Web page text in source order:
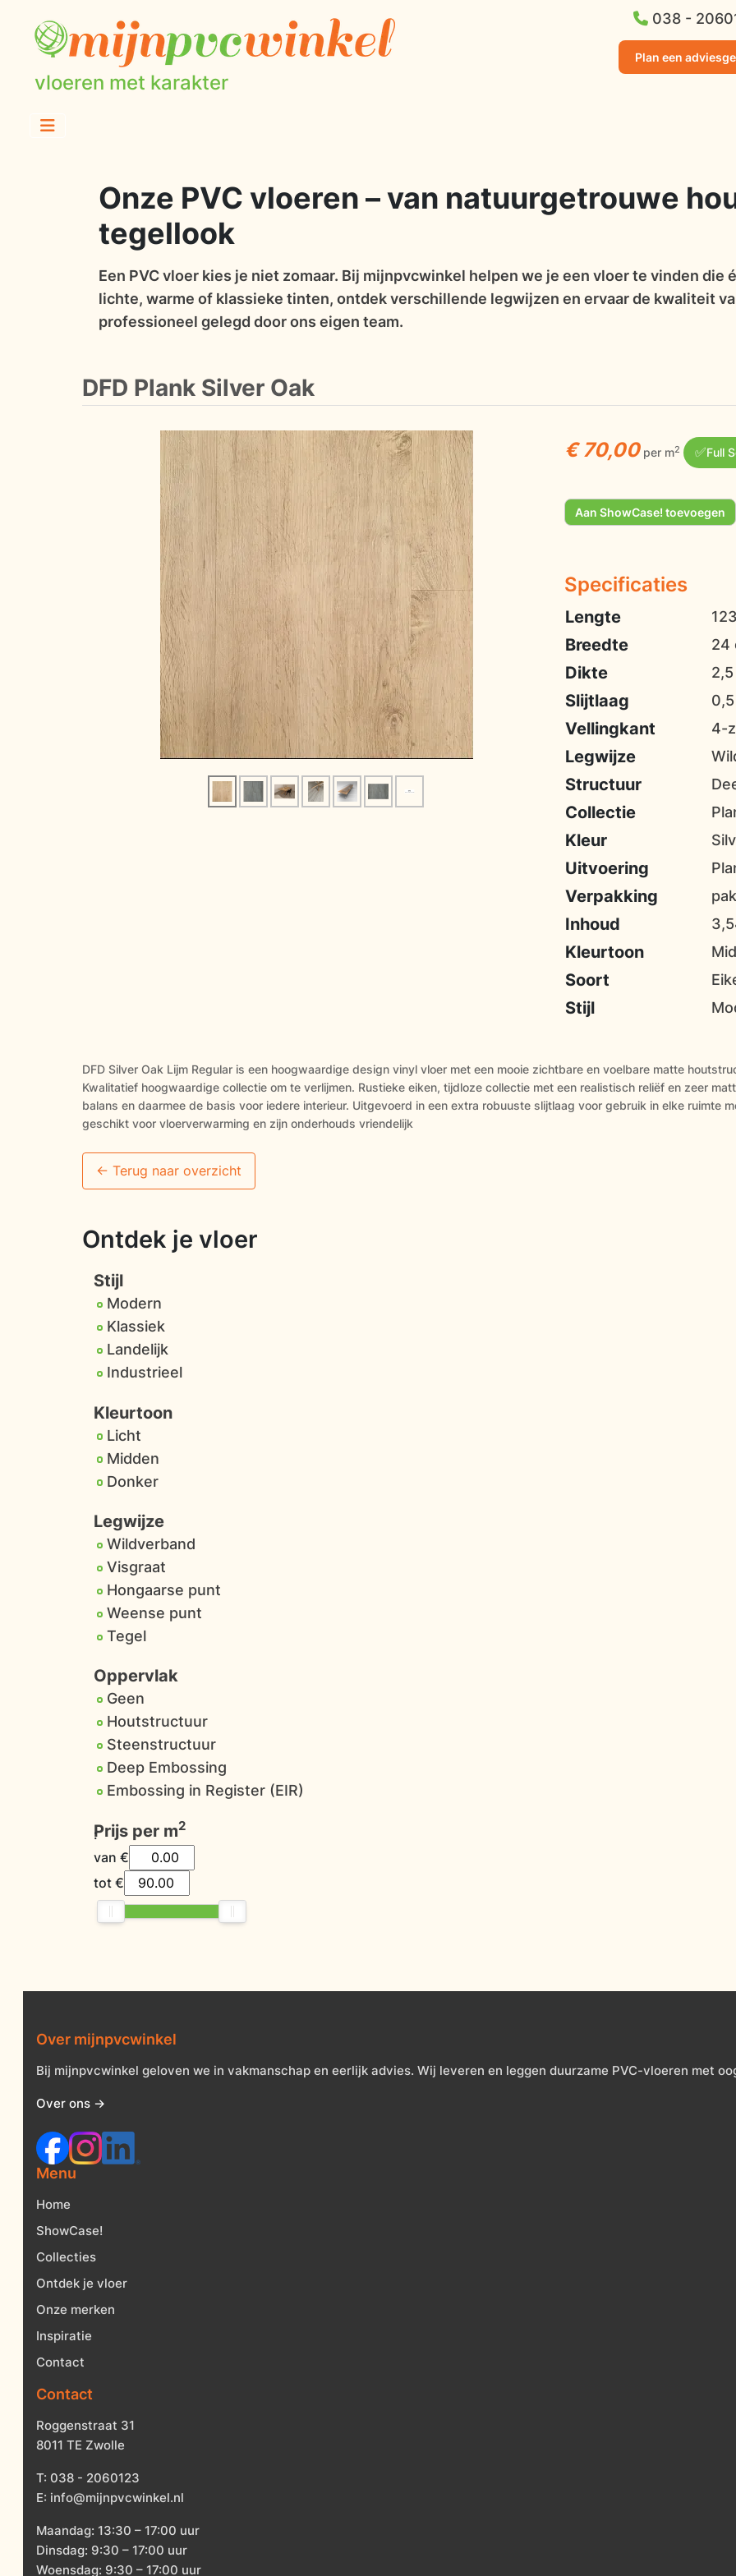
vloeren met karakter
038 -
Plan een
Ontdek je vloer
Stijl
Modern
Klassiek
Landelijk
Industrieel
Kleurtoon
Licht
Midden
Donker
Legwijze
Wildverband
Visgraat
Hongaarse punt
Weense punt
Tegel
Oppervlak
Geen
Houtstructuur
Steenstructuur
Deep Embossing
Embossing in Register (EIR)
Prijs per m2
:
van€
tot€
Onze PVC vloeren – van natuurgetrouwe
tegellook
Een PVC vloer kies je niet zomaar. Bij mijnpvcwinkel helpen we je een vloer te vinden
lichte, warme of klassieke tinten, ontdek verschillende legwijzen en ervaar de kwaliteit
professioneel gelegd door ons eigen team.
DFD Plank Silver Oak
€ 70,00 per m2 ✅Full
Aan ShowCase! toevoegen
Specificaties
Lengte
Breedte 24
Dikte
Slijtlaag
Vellingkant 4-
Legwijze
Structuur
Collectie
Kleur
Uitvoering
Verpakking pak
Inhoud
Kleurtoon
Soort
Stijl
DFD Silver Oak Lijm Regular is een hoogwaardige design vinyl vloer met een mooie zichtbare en voelbare matte
Kwalitatief hoogwaardige collectie om te verlijmen. Rustieke eiken, tijdloze collectie met een realistisch reliëf en zeer
balans en daarmee de basis voor iedere interieur. Uitgevoerd in een extra robuuste slijtlaag voor gebruik in elke ruimte
geschikt voor vloerverwarming en zijn onderhouds vriendelijk
<- Terug naar overzicht
Over mijnpvcwinkel
Bij mijnpvcwinkel geloven we in vakmanschap en eerlijk advies. Wij leveren en leggen duurzame PVC-vloeren met
Over ons →
Menu
Home
ShowCase!
Collecties
Ontdek je vloer
Onze merken
Inspiratie
Contact
Contact
Roggenstraat 31
8011 TE Zwolle
T: 038 - 2060123
E: info@mijnpvcwinkel.nl
Maandag: 13:30 – 17:00 uur
Dinsdag: 9:30 – 17:00 uur
Woensdag: 9:30 – 17:00 uur